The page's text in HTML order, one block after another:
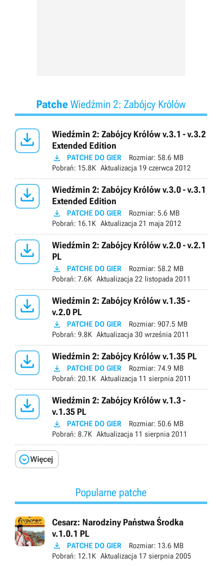
Patche Wiedźmin 2: Zabójcy Królów

Wiedźmin 2: Zabójcy Królów v.3.1 - v.3.2
Extended Edition
 PATCHE DO GIER Rozmiar: 58.6 MB
Pobrań: 15.8K Aktualizacja 19 czerwca 2012

Wiedźmin 2: Zabójcy Królów v.3.0 - v.3.1
Extended Edition
 PATCHE DO GIER Rozmiar: 5.6 MB
Pobrań: 16.1K Aktualizacja 21 maja 2012

Wiedźmin 2: Zabójcy Królów v.2.0 - v.2.1
PL
 PATCHE DO GIER Rozmiar: 58.2 MB
Pobrań: 7.6K Aktualizacja 22 listopada 2011

Wiedźmin 2: Zabójcy Królów v.1.35 -
v.2.0 PL
 PATCHE DO GIER Rozmiar: 907.5 MB
Pobrań: 9.8K Aktualizacja 30 września 2011
 Wiedźmin 2: Zabójcy Królów v.1.35 PL
 PATCHE DO GIER Rozmiar: 74.9 MB
Pobrań: 20.1K Aktualizacja 11 sierpnia 2011

Wiedźmin 2: Zabójcy Królów v.1.3 -
v.1.35 PL
 PATCHE DO GIER Rozmiar: 50.6 MB
Pobrań: 8.7K Aktualizacja 11 sierpnia 2011
Więcej
Popularne patche
Cesarz: Narodziny Państwa Środka
v.1.0.1 PL
 PATCHE DO GIER Rozmiar: 13.6 MB
Pobrań: 12.1K Aktualizacja 17 sierpnia 2005